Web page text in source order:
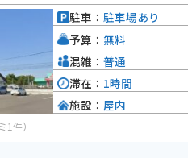
1件）
駐車： 駐車場あり
予算： 無料
混雑： 普通
滞在： 1時間
施設： 屋内